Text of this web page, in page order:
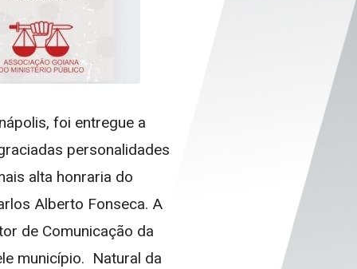
foi entregue a
personalidades
alta honraria do
Alberto Fonseca. A
de Comunicação da
município. Natural da